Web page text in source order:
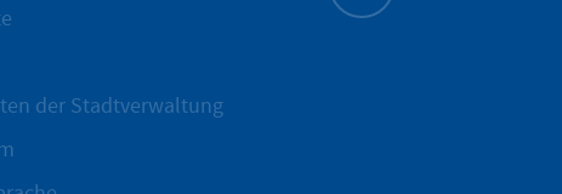
der Stadtverwaltung